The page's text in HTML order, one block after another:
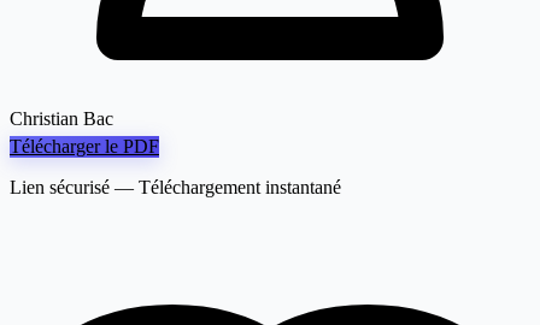
Christian Bac
Télécharger le PDF
Lien sécurisé — Téléchargement instantané